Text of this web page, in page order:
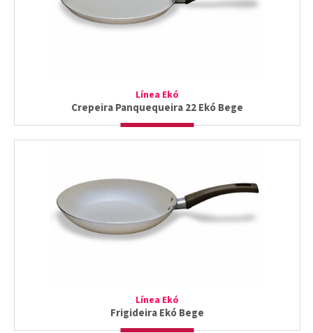
Línea Ekó
Crepeira Panquequeira 22 Ekó Bege
Línea Ekó
Frigideira Ekó Bege